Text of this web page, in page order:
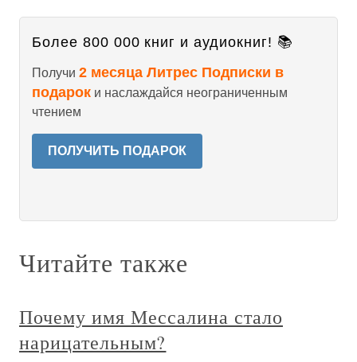
Более 800 000 книг и аудиокниг! 📚
Получи 2 месяца Литрес Подписки в
подарок и наслаждайся неограниченным
чтением
ПОЛУЧИТЬ ПОДАРОК
Читайте также
Почему имя Мессалина стало
нарицательным?